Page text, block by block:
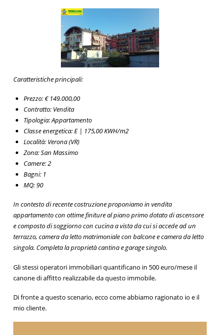
Caratteristiche principali:
Prezzo: € 149.000,00
Contratto: Vendita
Tipologia: Appartamento
Classe energetica: E | 175,00 KWH/m2
Località: Verona (VR)
Zona: San Massimo
Camere: 2
Bagni: 1
MQ: 90
In contesto di recente costruzione proponiamo in vendita
appartamento con ottime finiture al piano primo dotato di ascensore
e composto di soggiorno con cucina a vista da cui si accede ad un
terrazzo, camera da letto matrimoniale con balcone e camera da letto
singola. Completa la proprietà cantina e garage singolo.
Gli stessi operatori immobiliari quantificano in 500 euro/mese il
canone di affitto realizzabile da questo immobile.
Di fronte a questo scenario, ecco come abbiamo ragionato io e il
mio cliente.